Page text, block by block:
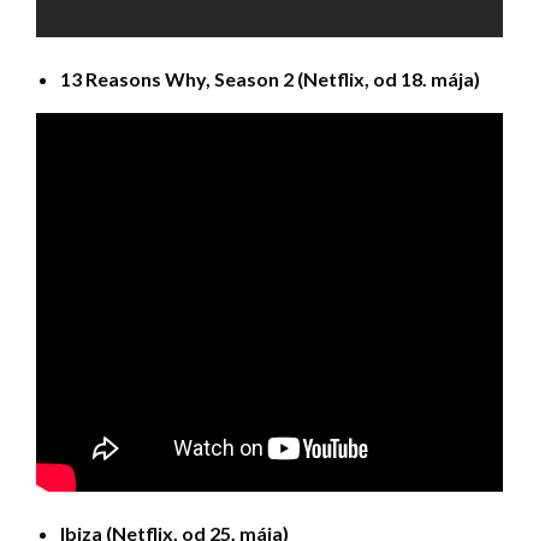
13 Reasons Why, Season 2 (Netflix, od 18. mája)
Ibiza (Netflix, od 25. mája)